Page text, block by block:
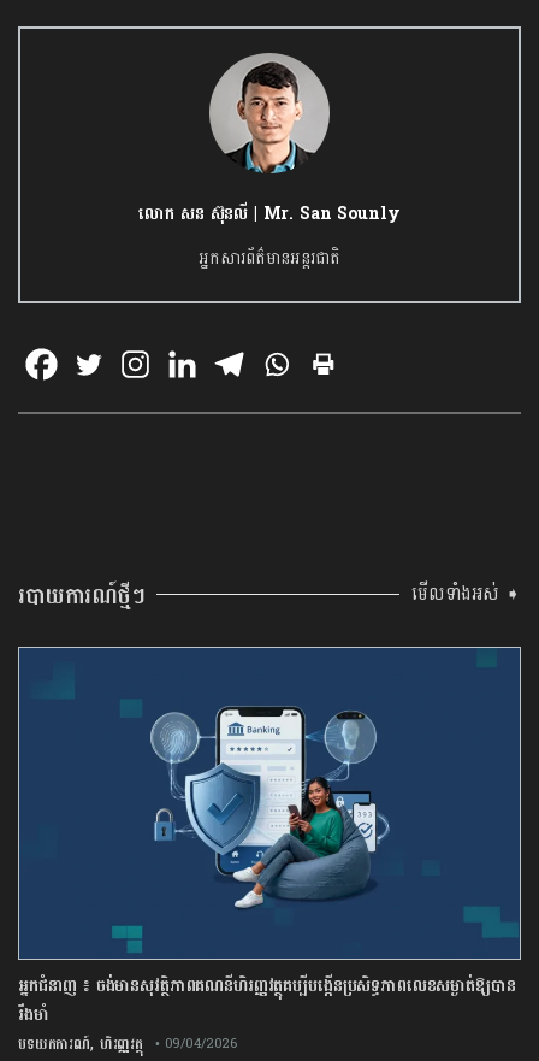
លោក សន ស៊ុនលី | Mr. San Sounly
អ្នកសារព័ត៌មានអន្តរជាតិ
របាយការណ៍ថ្មីៗ មើលទាំងអស់ ➧
អ្នកជំនាញ ៖ ចង់មានសុវត្ថិភាពគណនីហិរញ្ញវត្ថុគប្បីបង្កើនប្រសិទ្ធភាពលេខសម្ងាត់ឱ្យបាន
រឹងមាំ
បទយកការណ៍, ហិរញ្ញវត្ថុ • 09/04/2026